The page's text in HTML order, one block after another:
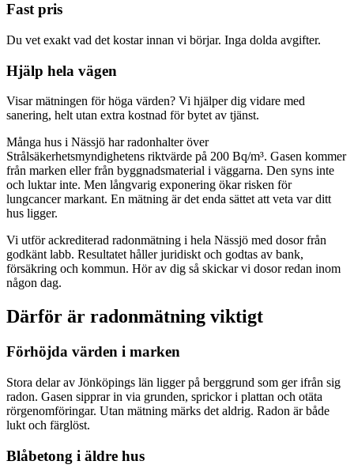
Fast pris
Du vet exakt vad det kostar innan vi börjar. Inga dolda avgifter.
Hjälp hela vägen
Visar mätningen för höga värden? Vi hjälper dig vidare med
sanering, helt utan extra kostnad för bytet av tjänst.
Många hus i Nässjö har radonhalter över
Strålsäkerhetsmyndighetens riktvärde på 200 Bq/m³. Gasen kommer
från marken eller från byggnadsmaterial i väggarna. Den syns inte
och luktar inte. Men långvarig exponering ökar risken för
lungcancer markant. En mätning är det enda sättet att veta var ditt
hus ligger.
Vi utför ackrediterad radonmätning i hela Nässjö med dosor från
godkänt labb. Resultatet håller juridiskt och godtas av bank,
försäkring och kommun. Hör av dig så skickar vi dosor redan inom
någon dag.
Därför är radonmätning viktigt
Förhöjda värden i marken
Stora delar av Jönköpings län ligger på berggrund som ger ifrån sig
radon. Gasen sipprar in via grunden, sprickor i plattan och otäta
rörgenomföringar. Utan mätning märks det aldrig. Radon är både
lukt och färglöst.
Blåbetong i äldre hus